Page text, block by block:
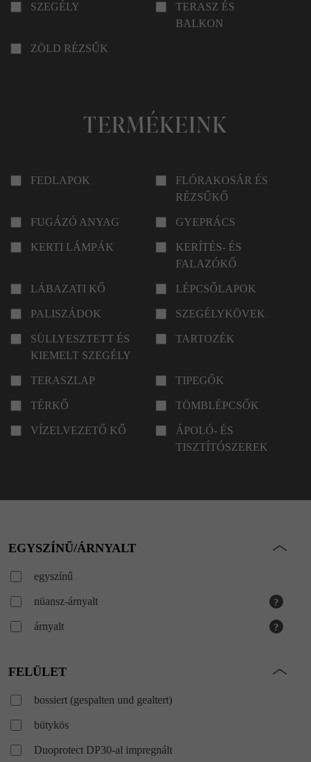
SZEGÉLY
TERASZ ÉS
BALKON
ZÖLD RÉZSŰK
TERMÉKEINK
FEDLAPOK
FLÓRAKOSÁR ÉS
RÉZSŰKŐ
FUGÁZÓ ANYAG GYEPRÁCS
KERTI LÁMPÁK
KERÍTÉS- ÉS
FALAZÓKŐ
LÁBAZATI KŐ LÉPCSŐLAPOK
PALISZÁDOK SZEGÉLYKÖVEK
SÜLLYESZTETT ÉS
KIEMELT SZEGÉLY
TARTOZÉK
TERASZLAP TIPEGŐK
TÉRKŐ TÖMBLÉPCSŐK
VÍZELVEZETŐ KŐ
ÁPOLÓ- ÉS
TISZTÍTÓSZEREK
EGYSZÍNŰ/ÁRNYALT
egyszínű
nüansz-árnyalt ?
árnyalt ?
FELÜLET
bossiert (gespalten und gealtert)
bütykös
Duoprotect DP30-al impregnált